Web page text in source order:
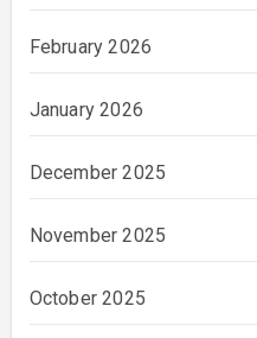
February 2026
January 2026
December 2025
November 2025
October 2025